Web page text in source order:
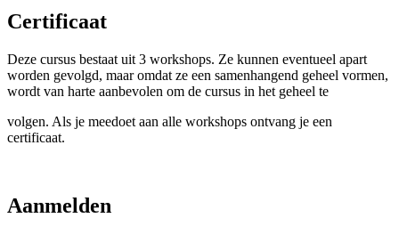
Certificaat
Deze cursus bestaat uit 3 workshops. Ze kunnen eventueel apart
worden gevolgd, maar omdat ze een samenhangend geheel vormen,
wordt van harte aanbevolen om de cursus in het geheel te
volgen. Als je meedoet aan alle workshops ontvang je een
certificaat.
Aanmelden